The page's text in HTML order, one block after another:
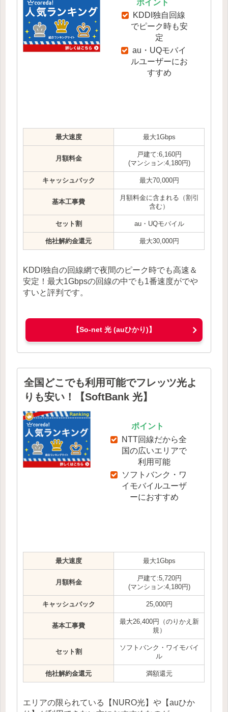
ポイント
KDDI独自回線
でピーク時も安
定
au・UQモバイ
ルユーザーにお
すすめ
最大速度 最大1Gbps
月額料金
戸建て:6,160円
(マンション:4,180円)
キャッシュバック 最大70,000円
基本工事費
月額料金に含まれる（割引
含む）
セット割 au・UQモバイル
他社解約金還元 最大30,000円
KDDI独自の回線網で夜間のピーク時でも高速＆
安定！最大1Gbpsの回線の中でも1番速度がでや
すいと評判です。
【So-net 光 (auひかり)】
全国どこでも利用可能でフレッツ光よ
りも安い！【SoftBank 光】
ポイント
NTT回線だから全
国の広いエリアで
利用可能
ソフトバンク・ワ
イモバイルユーザ
ーにおすすめ
最大速度 最大1Gbps
月額料金
戸建て:5,720円
(マンション:4,180円)
キャッシュバック 25,000円
基本工事費
最大26,400円（のりかえ新
規）
セット割
ソフトバンク・ワイモバイ
ル
他社解約金還元 満額還元
エリアの限られている【NURO光】や【auひか